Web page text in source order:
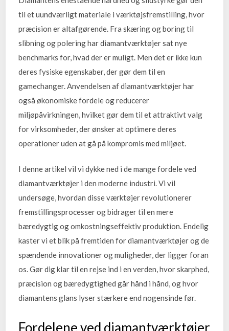
til et uundværligt materiale i værktøjsfremstilling, hvor
præcision er altafgørende. Fra skæring og boring til
slibning og polering har diamantværktøjer sat nye
benchmarks for, hvad der er muligt. Men det er ikke kun
deres fysiske egenskaber, der gør dem til en
gamechanger. Anvendelsen af diamantværktøjer har
også økonomiske fordele og reducerer
miljøpåvirkningen, hvilket gør dem til et attraktivt valg
for virksomheder, der ønsker at optimere deres
operationer uden at gå på kompromis med miljøet.
I denne artikel vil vi dykke ned i de mange fordele ved
diamantværktøjer i den moderne industri. Vi vil
undersøge, hvordan disse værktøjer revolutionerer
fremstillingsprocesser og bidrager til en mere
bæredygtig og omkostningseffektiv produktion. Endelig
kaster vi et blik på fremtiden for diamantværktøjer og de
spændende innovationer og muligheder, der ligger foran
os. Gør dig klar til en rejse ind i en verden, hvor skarphed,
præcision og bæredygtighed går hånd i hånd, og hvor
diamantens glans lyser stærkere end nogensinde før.
Fordelene ved diamantværktøjer